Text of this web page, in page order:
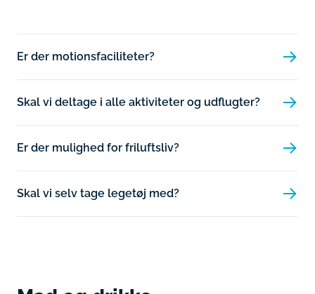
Er der motionsfaciliteter?
Skal vi deltage i alle aktiviteter og udflugter?
Er der mulighed for friluftsliv?
Skal vi selv tage legetøj med?